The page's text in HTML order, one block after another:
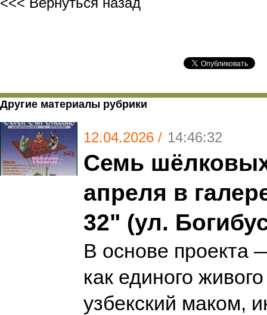
Другие материалы рубрики
12.04.2026 / 14:46:32
Семь
апреля в
32" (ул.
В основе проекта
как единого
узбекский маком,